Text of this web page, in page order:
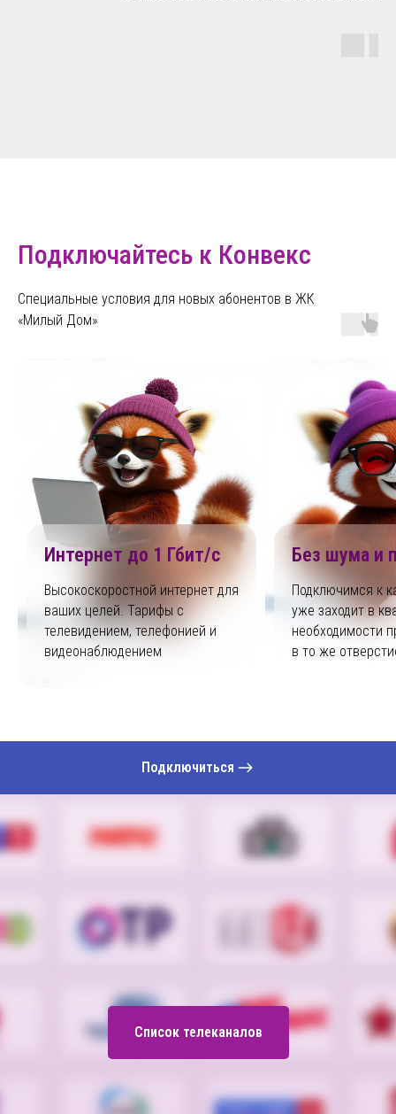
Подключайтесь к Конвекс
Специальные условия для новых абонентов в ЖК
«Милый Дом»
Интернет до 1 Гбит/с
Высокоскоростной интернет для
ваших целей. Тарифы с
телевидением, телефонией и
видеонаблюдением
Без шума и
Подключимся к
уже заходит в
необходимости
в то же
Подключиться
Список телеканалов